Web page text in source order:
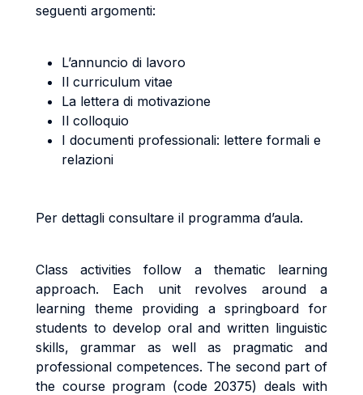
seguenti argomenti:
L’annuncio di lavoro
Il curriculum vitae
La lettera di motivazione
Il colloquio
I documenti professionali: lettere formali e
relazioni
Per dettagli consultare il programma d’aula.
Class activities follow a thematic learning
approach. Each unit revolves around a
learning theme providing a springboard for
students to develop oral and written linguistic
skills, grammar as well as pragmatic and
professional competences. The second part of
the course program (code 20375) deals with